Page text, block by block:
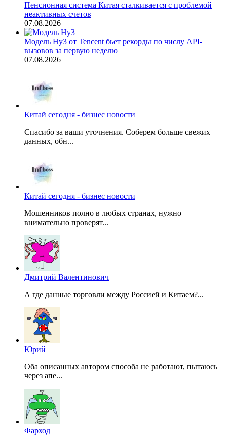
Пенсионная система Китая сталкивается с проблемой
неактивных счетов
07.08.2026
Модель Hy3 от Tencent бьет рекорды по числу API-
вызовов за первую неделю
07.08.2026
Китай сегодня - бизнес новости
Спасибо за ваши уточнения. Соберем больше свежих
данных, обн...
Китай сегодня - бизнес новости
Мошенников полно в любых странах, нужно
внимательно проверят...
Дмитрий Валентинович
А где данные торговли между Россией и Китаем?...
Юрий
Оба описанных автором способа не работают, пытаюсь
через апе...
Фарход